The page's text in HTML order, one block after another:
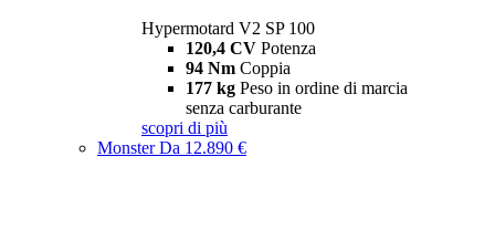
Hypermotard V2 SP 100
120,4 CV Potenza
94 Nm Coppia
177 kg Peso in ordine di marcia
senza carburante
scopri di più
MonsterDa 12.890 €